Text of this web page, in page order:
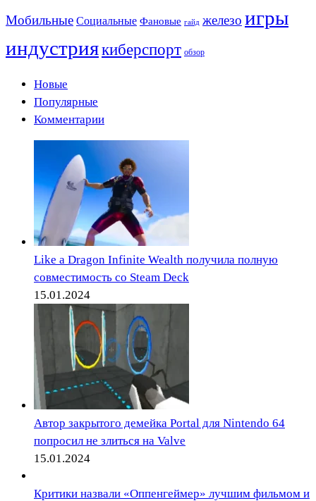
Мобильные Социальные Фановые гайд железо игры
индустриякиберспорт обзор
Новые
Популярные
Комментарии
Like a Dragon Infinite Wealth получила полную
совместимость со Steam Deck
15.01.2024
Автор закрытого демейка Portal для Nintendo 64
попросил не злиться на Valve
15.01.2024
Критики назвали «Оппенгеймер» лучшим фильмом и